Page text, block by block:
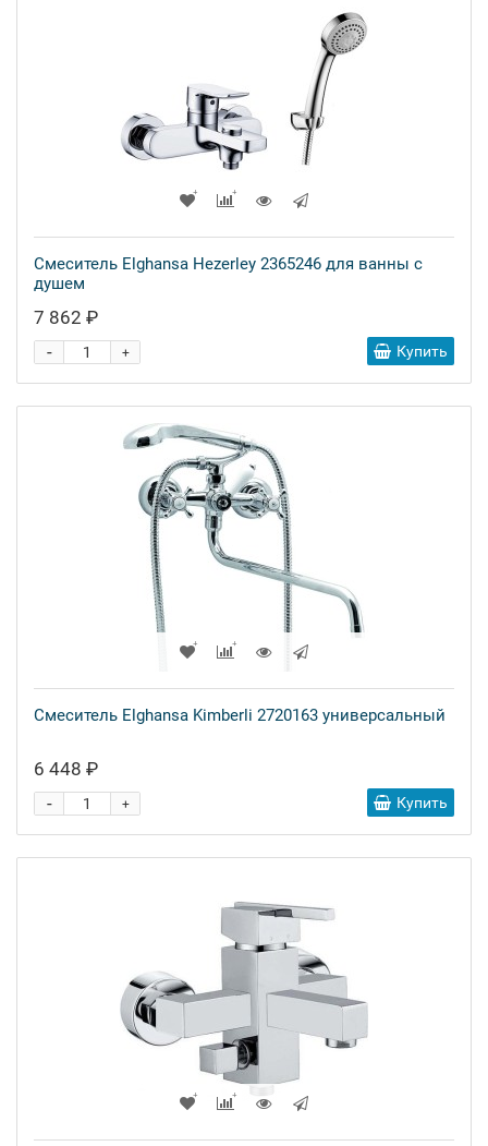
Смеситель Elghansa Hezerley 2365246 для ванны с
душем
7 862 ₽
+
- Купить
Смеситель Elghansa Kimberli 2720163 универсальный
6 448 ₽
+
- Купить